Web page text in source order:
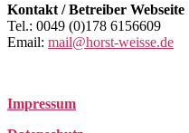
Kontakt / Betreiber Webseite
Tel.: 0049 (0)178 6156609
Email: mail@horst-weisse.de
Impressum